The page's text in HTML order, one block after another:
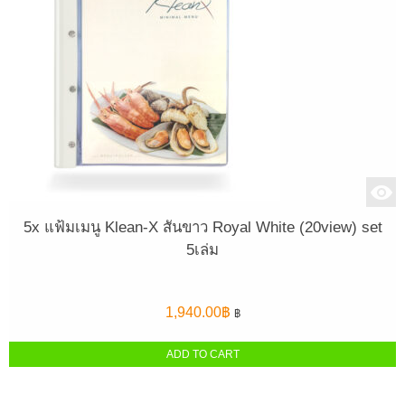
5x แฟ้มเมนู Klean-X สันขาว Royal White (20view) set
5เล่ม
1,940.00฿ ฿
ADD TO CART